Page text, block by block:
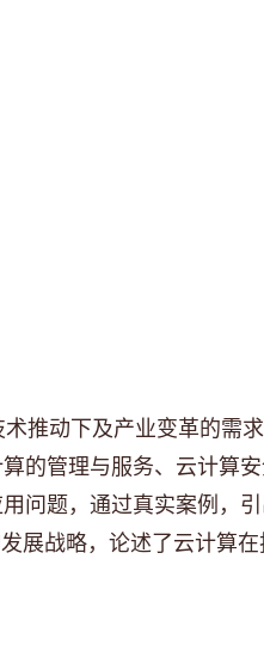
推动下及产业变革的需
的管理与服务、云计算
问题，通过真实案例，
展战略，论述了云计算在